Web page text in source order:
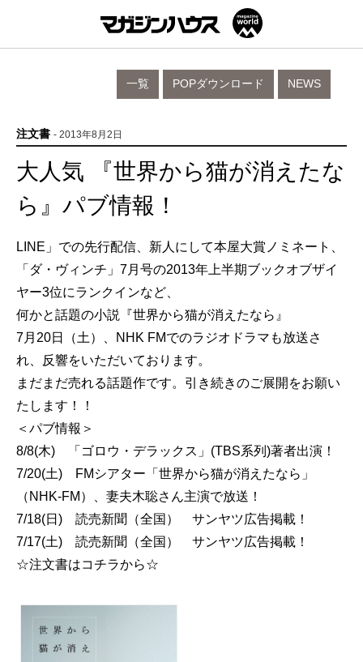
NEWS
POPダウンロード
一覧
注文書 - 2013年8月2日
大人気 『世界から猫が消えたな
ら』パブ情報！
LINE」での先行配信、新人にして本屋大賞ノミネート、
「ダ・ヴィンチ」7月号の2013年上半期ブックオブザイ
ヤー3位にランクインなど、
何かと話題の小説『世界から猫が消えたなら』
7月20日（土）、NHK FMでのラジオドラマも放送さ
れ、反響をいただいております。
まだまだ売れる話題作です。引き続きのご展開をお願い
たします！！
＜パブ情報＞
8/8(木) 「ゴロウ・デラックス」(TBS系列)著者出演！
7/20(土) FMシアター「世界から猫が消えたなら」
（NHK-FM）、妻夫木聡さん主演で放送！
7/18(日) 読売新聞（全国） サンヤツ広告掲載！
7/17(土) 読売新聞（全国） サンヤツ広告掲載！
☆注文書はコチラから☆